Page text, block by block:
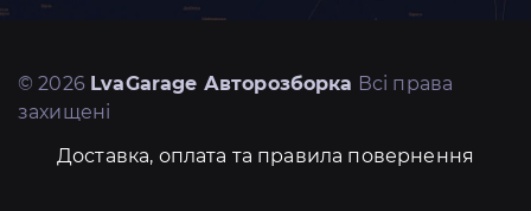
© 2026 LvaGarage Авторозборка Всі права
захищені
Доставка, оплата та правила повернення